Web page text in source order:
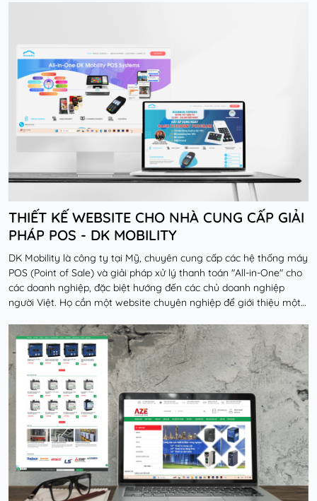
THIẾT KẾ WEBSITE CHO NHÀ CUNG CẤP GIẢI
PHÁP POS - DK MOBILITY
DK Mobility là công ty tại Mỹ, chuyên cung cấp các hệ thống máy
POS (Point of Sale) và giải pháp xử lý thanh toán "All-in-One" cho
các doanh nghiệp, đặc biệt hướng đến các chủ doanh nghiệp
người Việt. Họ cần một website chuyên nghiệp để giới thiệu một